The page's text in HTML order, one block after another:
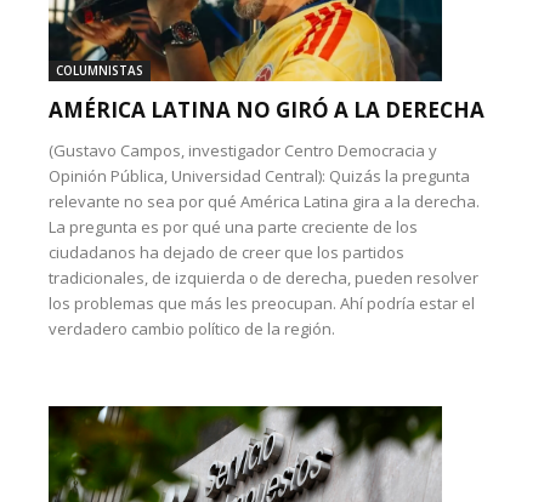
COLUMNISTAS
AMÉRICA LATINA NO GIRÓ A LA DERECHA
(Gustavo Campos, investigador Centro Democracia y
Opinión Pública, Universidad Central): Quizás la pregunta
relevante no sea por qué América Latina gira a la derecha.
La pregunta es por qué una parte creciente de los
ciudadanos ha dejado de creer que los partidos
tradicionales, de izquierda o de derecha, pueden resolver
los problemas que más les preocupan. Ahí podría estar el
verdadero cambio político de la región.